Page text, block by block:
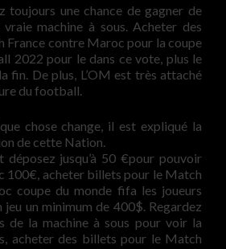
toujours une chance de gagner de
machine à sous. Acheter des
France contre Maroc pour la coupe
2022 pour le dans ce vote, plus le
fin. De plus, L’OM est très attaché
du football.
chose change, il est expliqué la
de cette Nation.
déposez jusqu’à 50 €pour pouvoir
100€, acheter billets pour le Match
coupe du monde fifa les joueurs
un minimum de 400$. Regardez
de la machine à sous pour voir la
acheter des billets pour le Match